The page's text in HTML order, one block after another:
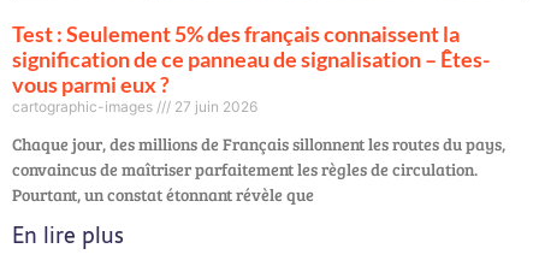
Test : Seulement 5% des français connaissent la
signification de ce panneau de signalisation – Êtes-
vous parmi eux ?
cartographic-images 27 juin 2026
Chaque jour, des millions de Français sillonnent les routes du pays,
convaincus de maîtriser parfaitement les règles de circulation.
Pourtant, un constat étonnant révèle que
En lire plus